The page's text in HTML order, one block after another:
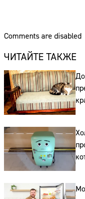
Comments are disabled
ЧИТАЙТЕ ТАКЖЕ
на